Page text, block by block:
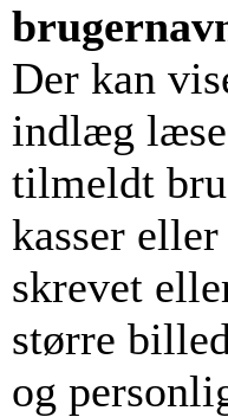
Der kan
indlæg
tilmeldt
kasser
skrevet
større
og